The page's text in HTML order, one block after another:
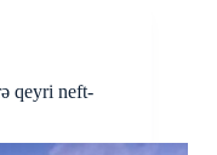
qeyri neft-